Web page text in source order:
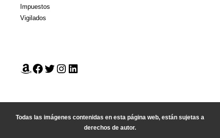
Impuestos
Vigilados
Todas las imágenes contenidas en esta página web, están sujetas a
derechos de autor.